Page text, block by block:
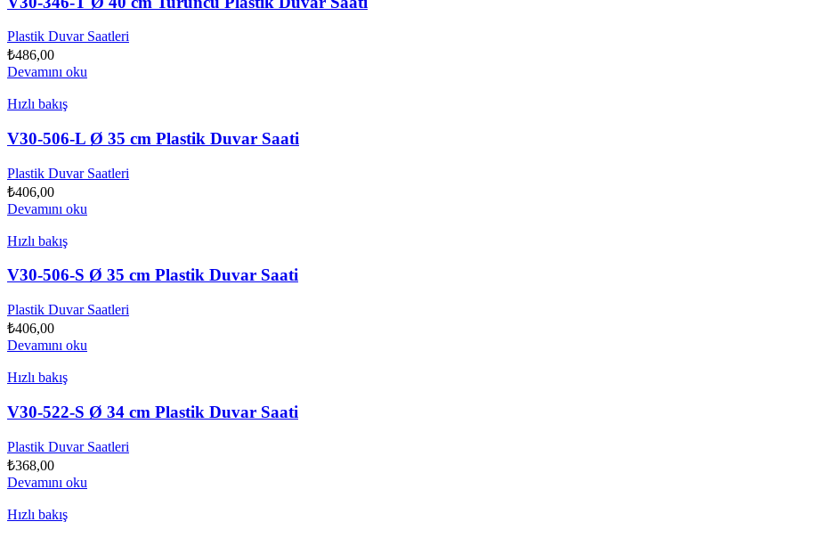
Plastik Duvar Saatleri
₺486,00
Devamını oku
Hızlı bakış
V30-506-L Ø 35 cm Plastik Duvar Saati
Plastik Duvar Saatleri
₺406,00
Devamını oku
Hızlı bakış
V30-506-S Ø 35 cm Plastik Duvar Saati
Plastik Duvar Saatleri
₺406,00
Devamını oku
Hızlı bakış
V30-522-S Ø 34 cm Plastik Duvar Saati
Plastik Duvar Saatleri
₺368,00
Devamını oku
Hızlı bakış